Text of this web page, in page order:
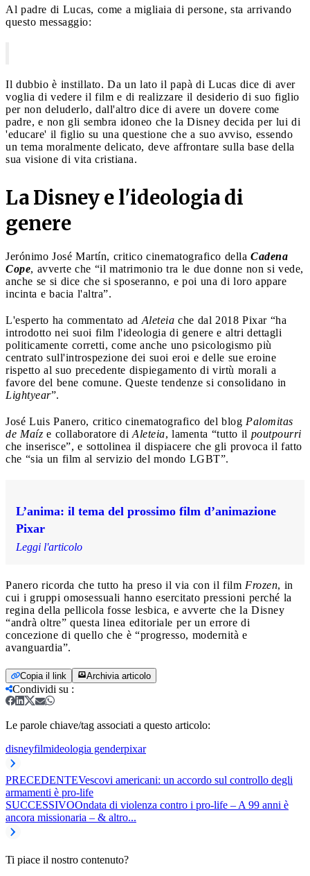
Al padre di Lucas, come a migliaia di persone, sta arrivando
questo messaggio:
Il dubbio è instillato. Da un lato il papà di Lucas dice di aver
voglia di vedere il film e di realizzare il desiderio di suo figlio
per non deluderlo, dall'altro dice di avere un dovere come
padre, e non gli sembra idoneo che la Disney decida per lui di
'educare' il figlio su una questione che a suo avviso, essendo
un tema moralmente delicato, deve affrontare sulla base della
sua visione di vita cristiana.
La Disney e l'ideologia di
genere
Jerónimo José Martín, critico cinematografico della Cadena
Cope, avverte che “il matrimonio tra le due donne non si vede,
anche se si dice che si sposeranno, e poi una di loro appare
incinta e bacia l'altra”.
L'esperto ha commentato ad Aleteia che dal 2018 Pixar “ha
introdotto nei suoi film l'ideologia di genere e altri dettagli
politicamente corretti, come anche uno psicologismo più
centrato sull'introspezione dei suoi eroi e delle sue eroine
rispetto al suo precedente dispiegamento di virtù morali a
favore del bene comune. Queste tendenze si consolidano in
Lightyear”.
José Luis Panero, critico cinematografico del blog Palomitas
de Maíz e collaboratore di Aleteia, lamenta “tutto il poutpourri
che inserisce”, e sottolinea il dispiacere che gli provoca il fatto
che “sia un film al servizio del mondo LGBT”.
L’anima: il tema del prossimo film d’animazione
Pixar
Leggi l'articolo
Panero ricorda che tutto ha preso il via con il film Frozen, in
cui i gruppi omosessuali hanno esercitato pressioni perché la
regina della pellicola fosse lesbica, e avverte che la Disney
“andrà oltre” questa linea editoriale per un errore di
concezione di quello che è “progresso, modernità e
avanguardia”.
Copia il link Archivia articolo
Condividi su :
Le parole chiave/tag associati a questo articolo:
disneyfilmideologia genderpixar
PRECEDENTEVescovi americani: un accordo sul controllo degli
armamenti è pro-life
SUCCESSIVOOndata di violenza contro i pro-life – A 99 anni è
ancora missionaria – & altro...
Ti piace il nostro contenuto?